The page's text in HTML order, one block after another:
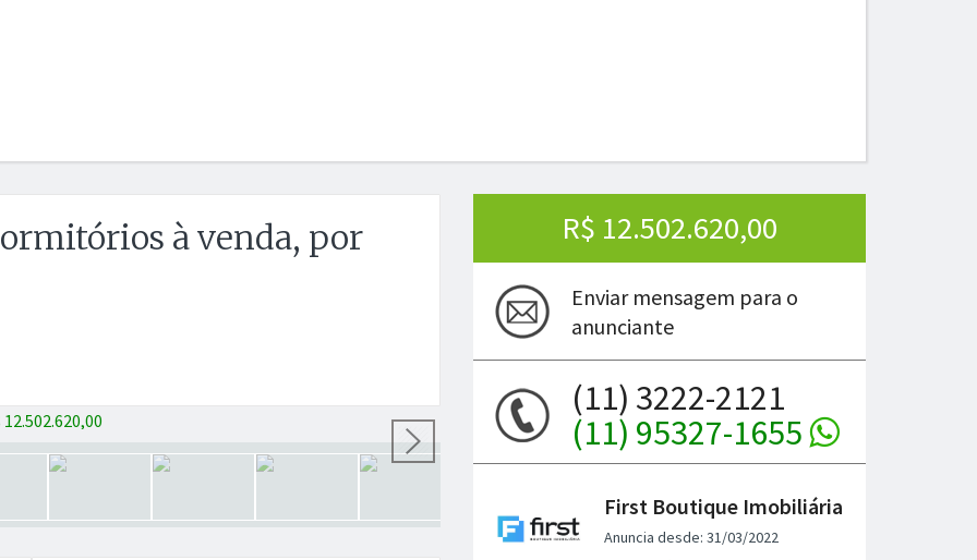
à venda, por
Próxima
R$ 12.502.620,00
Enviar mensagem para o
anunciante
(11) 3222-2121
(11) 95327-1655
First Boutique Imobiliária
Anuncia desde: 31/03/2022